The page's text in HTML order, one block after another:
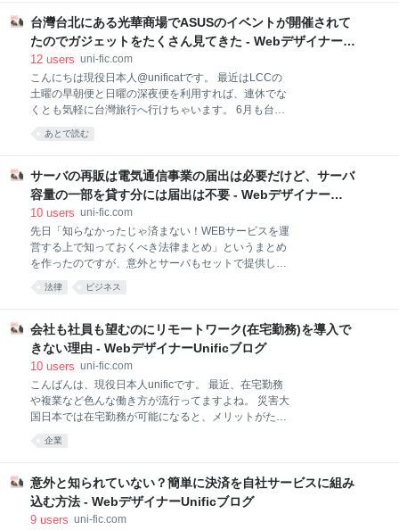
いし見た目もMacに合っててすごいカッコイイです。
デメリットとしてはキーのタッチ音がうるさい事で
す。JIS版も販売してます。 私自身は気にならないの
す。 価格は約18,000円。 http://matias.ca/tactilepro4/
Tactile Pro Keyboard for Mac/White (US) 出版社/メー
カー: Matias Corporationメディア: Person
台灣台北にある光華商場でASUSのイベントが開催されて
たのでガジェットをたくさん見てきた - Webデザイナー
Unificブログ
12 users uni-fic.com
こんにちは現役日本人@unificatです。 最近はLCCの
土曜の早朝便と日曜の深夜便を利用すれば、連休でな
くとも気軽に台灣旅行へ行けちゃいます。 6月も台灣
行ってきたばかりですが、7月もノリで台灣に行って
きました。 仕事でもちょこちょこ台灣に行ってました
ったらいつも行ってる光華商場でASUSのイベントが
あったので、たくさん写真を撮ってきました。 ガジェ
ットよりもブースのお姉さんばっか撮ってたのは内緒
PC・パーツが集約されてる光華商場 光華商場( Guāng
Húa Shāng Chǎng )は日本でいうところの秋葉原。 台
灣という事もあって、ASUS、Acer、HTCなど台灣メ
ーカーのスマートフォンやPCがたくさんあります。中
あとで読む
サーバの再販は電気通信事業の届出は必要だけど、サーバ
容量の一部を貸す分には届出は不要 - Webデザイナー
Unificブログ
10 users uni-fic.com
先日「知らなかったじゃ済まない！WEBサービスを運
営する上で知っておくべき法律まとめ」というまとめ
を作ったのですが、意外とサーバもセットで提供して
いるWEB制作会社が、電気通信事業の届出をしていな
いパターンが多いので、逆に「もしかして届出しなく
考にしたのはこちらのマニュアル。 電気通信事業参入
マニュアル[追補版]
http://www.soumu.go.jp/soutsu/kyushu/com/file/entry0
や企業等がWebサイトを開設・運営できるようにする
た め、サーバを設置して、個人や企業等にサーバの容
量貸しを行うものをいう。 個人や企業等のWebサイト
開設・運営は他人の通信を媒介することにならず、そ
法律 ビジネス
会社も社員も望むのにリモートワーク(在宅勤務)を導入で
きない理由 - WebデザイナーUnificブログ
10 users uni-fic.com
こんばんは、現役日本人unificです。 最近、在宅勤務
や複業など色んな働き方が流行ってますよね。 災害大
国日本では在宅勤務が可能になると、メリットがたく
さんあります。 北は北海道、南は沖縄まで社員がいる
とかも楽しそうですよね。 最近も東京では台風により
出社しろという2パターンあり、色んな声がありまし
た。 今日もリモートワークにするという企業の声があ
り、多くの企業が賛同してくるといいですね。 「台風
企業
意外と知られていない？簡単に決済を自社サービスに組み
込む方法 - WebデザイナーUnificブログ
9 users uni-fic.com